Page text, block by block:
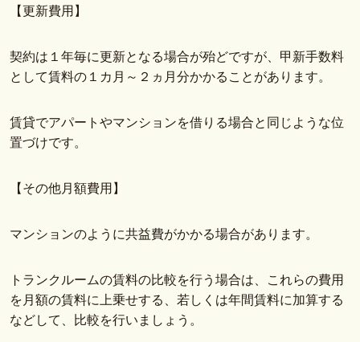
【更新費用】
契約は１年毎に更新となる場合が殆どですが、甲新手数料
として賃料の１カ月～２ヵ月分かかることがあります。
賃貸でアパートやマンションを借りる場合と同じような位
置づけです。
【その他月額費用】
マンションのように共益費がかかる場合があります。
トランクルームの賃料の比較を行う場合は、これらの費用
を月額の賃料に上乗せする、若しくは年間賃料に加算する
などして、比較を行いましょう。